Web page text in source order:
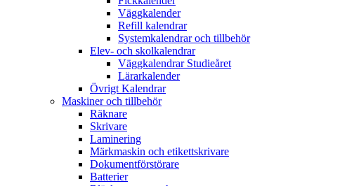
Väggkalender
Refill kalendrar
Systemkalendrar och tillbehör
Elev- och skolkalendrar
Väggkalendrar Studieåret
Lärarkalender
Övrigt Kalendrar
Maskiner och tillbehör
Räknare
Skrivare
Laminering
Märkmaskin och etikettskrivare
Dokumentförstörare
Batterier